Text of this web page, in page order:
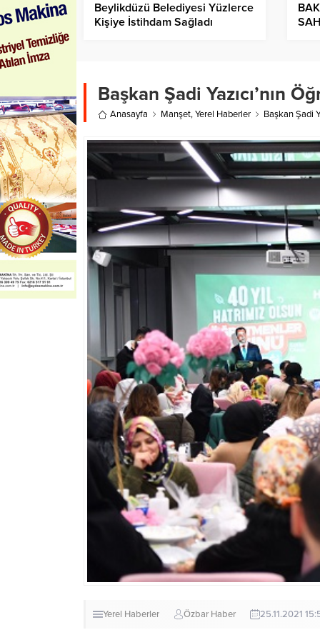
Beylikdüzü Belediyesi Yüzlerce
Kişiye İstihdam Sağladı
Başkan Şadi Yazıcı’nın
Anasayfa Manşet,Yerel Haberler Başkan Şadi
Yerel Haberler Özbar Haber 25.11.2021